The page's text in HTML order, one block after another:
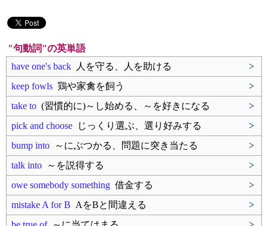
"句動詞"の英単語
have one's back 人を守る、人を助ける
>
keep fowls 鶏や家禽を飼う
>
take to (習慣的に)～し始める、～を好きになる
>
pick and choose じっくり選ぶ、選り好みする
>
bump into ～にぶつかる、問題に突き当たる
>
talk into ～を説得する
>
owe somebody something 借金する
>
mistake A for B AをBと間違える
>